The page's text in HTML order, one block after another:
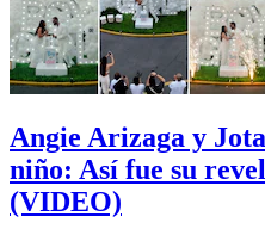
Angie Arizaga y
niño: Así fue su
(VIDEO)